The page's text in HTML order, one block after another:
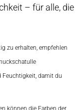
– für alle, die
zu erhalten, empfehlen
Feuchtigkeit, damit du
können die Farben der